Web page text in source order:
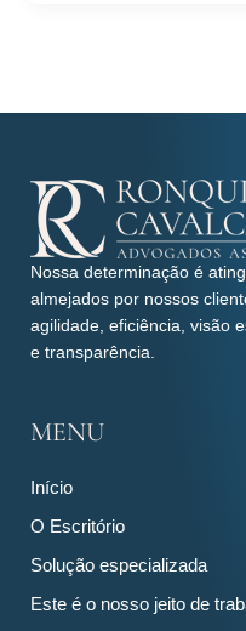
Nossa determinação é
almejados por nossos
agilidade, eficiência, visão
e transparência.
MENU
Início
O Escritório
Solução especializada
Este é o nosso jeito de